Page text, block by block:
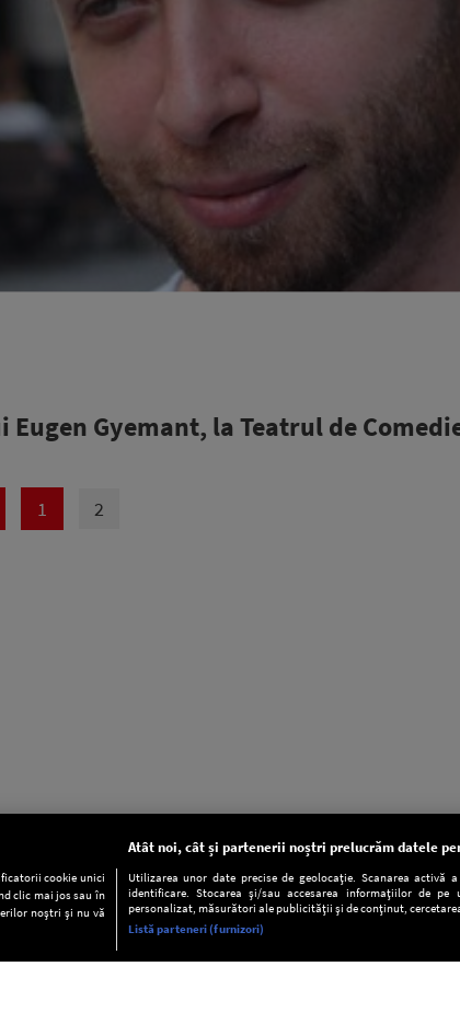
Gyemant, la Teatrul de
1 2
cookie unici
clic mai jos sau în
noștri și nu vă
Atât noi, cât și partenerii noștri prelucrăm datele
Utilizarea unor date precise de geolocație. Scanarea activă
identificare. Stocarea și/sau accesarea informațiilor de
personalizat, măsurători ale publicității și de conținut,
Listă parteneri (furnizori)